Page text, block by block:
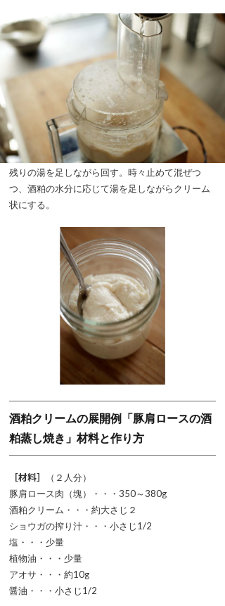
残りの湯を足しながら回す。時々止めて混ぜつ
つ、酒粕の水分に応じて湯を足しながらクリーム
状にする。
酒粕クリームの展開例「豚肩ロースの酒
粕蒸し焼き」材料と作り方
［材料］
（２人分）
豚肩ロース肉（塊）・・・350～380g
酒粕クリーム・・・約大さじ２
ショウガの搾り汁・・・小さじ1/2
塩・・・少量
植物油・・・少量
アオサ・・・約10g
醤油・・・小さじ1/2